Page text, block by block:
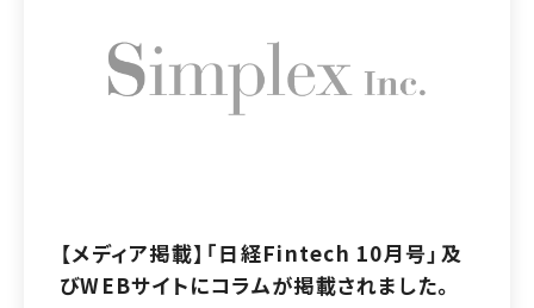
【メディア掲載】「日経Fintech 10月号」及
びWEBサイトにコラムが掲載されました。